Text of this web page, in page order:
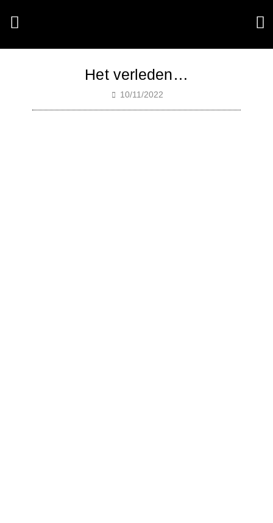
Het verleden…
10/11/2022